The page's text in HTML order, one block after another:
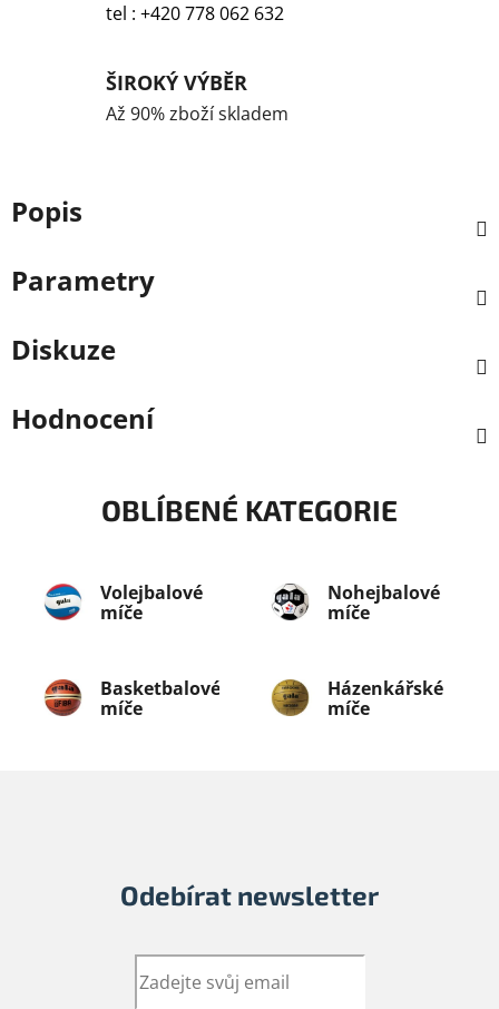
tel : +420 778 062 632
ŠIROKÝ VÝBĚR
Až 90% zboží skladem
Popis
Parametry
Diskuze
Hodnocení
OBLÍBENÉ KATEGORIE
Volejbalové
míče
Nohejbalové
míče
Basketbalové
míče
Házenkářské
míče
Odebírat newsletter